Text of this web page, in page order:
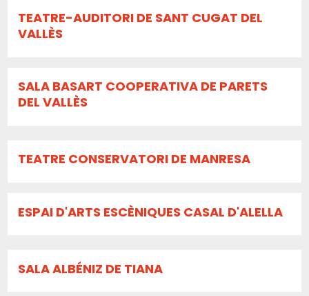
TEATRE-AUDITORI DE SANT CUGAT DEL
VALLÈS
SALA BASART COOPERATIVA DE PARETS
DEL VALLÈS
TEATRE CONSERVATORI DE MANRESA
ESPAI D'ARTS ESCÈNIQUES CASAL D'ALELLA
SALA ALBÉNIZ DE TIANA